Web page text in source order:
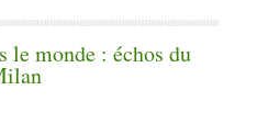
le monde : échos du